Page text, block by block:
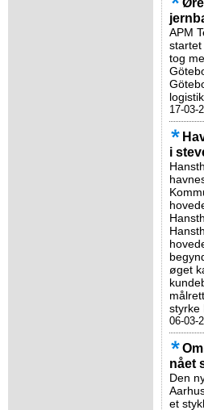
APM
startet
tog
17-03-
i
øget
styrke
06-03-
nået
Den
et